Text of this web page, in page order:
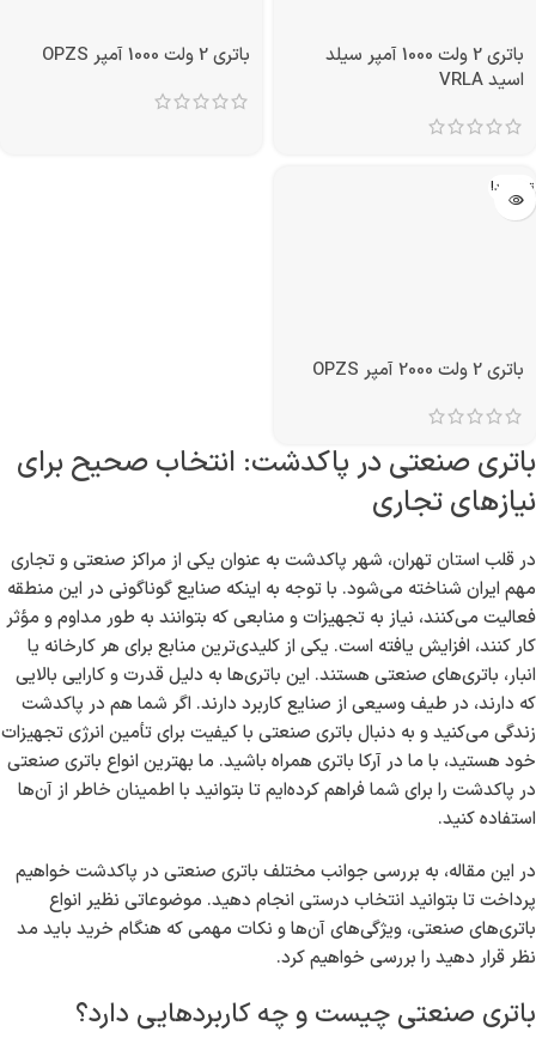
باتری 2 ولت 1000 آمپر سیلد
اسید VRLA
باتری 2 ولت 1000 آمپر OPZS
تمام شد!
باتری 2 ولت 2000 آمپر OPZS
باتری صنعتی در پاکدشت: انتخاب صحیح برای
نیازهای تجاری
در قلب استان تهران، شهر پاکدشت به عنوان یکی از مراکز صنعتی و تجاری
مهم ایران شناخته می‌شود. با توجه به اینکه صنایع گوناگونی در این منطقه
فعالیت می‌کنند، نیاز به تجهیزات و منابعی که بتوانند به طور مداوم و مؤثر
کار کنند، افزایش یافته است. یکی از کلیدی‌ترین منابع برای هر کارخانه یا
انبار، باتری‌های صنعتی هستند. این باتری‌ها به دلیل قدرت و کارایی بالایی
که دارند، در طیف وسیعی از صنایع کاربرد دارند. اگر شما هم در پاکدشت
زندگی می‌کنید و به دنبال باتری صنعتی با کیفیت برای تأمین انرژی تجهیزات
خود هستید، با ما در آرکا باتری همراه باشید. ما بهترین انواع باتری صنعتی
در پاکدشت را برای شما فراهم کرده‌ایم تا بتوانید با اطمینان خاطر از آن‌ها
استفاده کنید.
در این مقاله، به بررسی جوانب مختلف باتری صنعتی در پاکدشت خواهیم
پرداخت تا بتوانید انتخاب درستی انجام دهید. موضوعاتی نظیر انواع
باتری‌های صنعتی، ویژگی‌های آن‌ها و نکات مهمی که هنگام خرید باید مد
نظر قرار دهید را بررسی خواهیم کرد.
باتری صنعتی چیست و چه کاربردهایی دارد؟